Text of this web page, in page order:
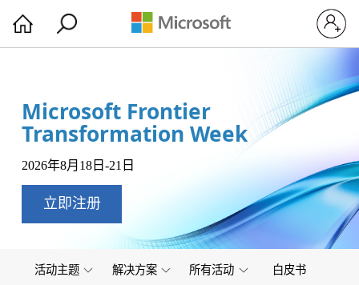
Microsoft Frontier
Transformation Week
2026年8月18日-21日
立即注册
活动主题 解决方案 所有活动 白皮书